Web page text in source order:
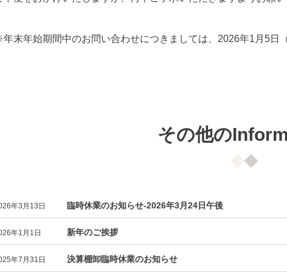
末年始期間中のお問い合わせにつきましては、2026年1月5日
その他の
年3月13日 臨時休業のお知らせ-2026年3月24日午後
年1月1日 新年のご挨拶
年7月31日 決算棚卸臨時休業のお知らせ